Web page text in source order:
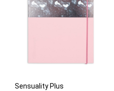
Sensuality Plus